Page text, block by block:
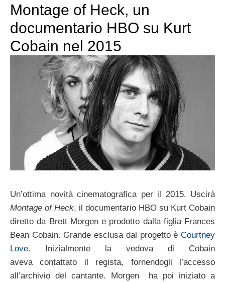
Montage of Heck, un
documentario HBO su Kurt
Cobain nel 2015
Un’ottima novità cinematografica per il 2015. Uscirà
Montage of Heck, il documentario HBO su Kurt Cobain
diretto da Brett Morgen e prodotto dalla figlia Frances
Bean Cobain. Grande esclusa dal progetto è Courtney
Love. Inizialmente la vedova di Cobain
aveva contattato il regista, fornendogli l’accesso
all’archivio del cantante. Morgen ha poi iniziato a